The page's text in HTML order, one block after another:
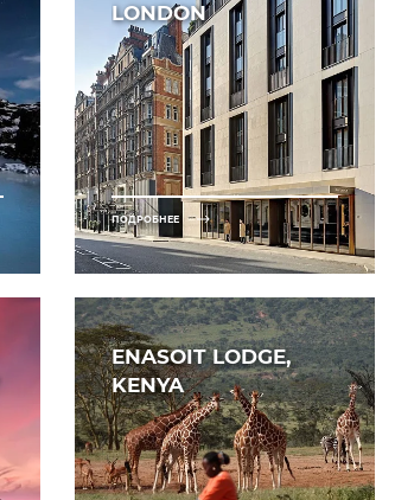
LONDON
ПОДРОБНЕЕ
ENASOIT LODGE,
KENYA